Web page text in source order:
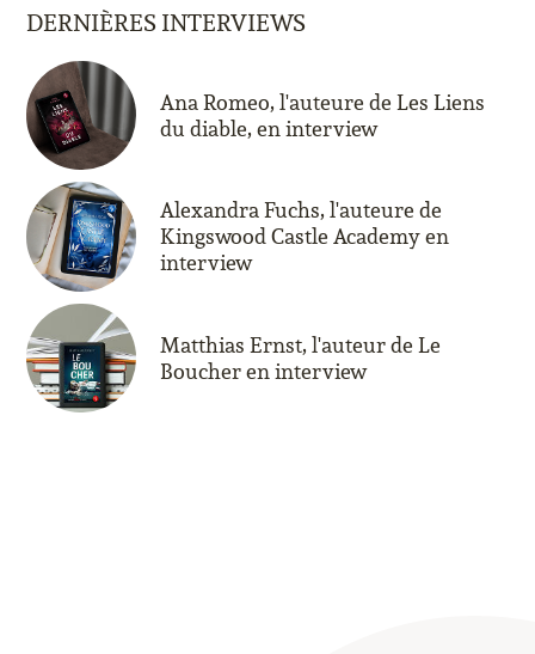
DERNIÈRES INTERVIEWS
Ana Romeo, l'auteure de Les Liens
du diable, en interview
Alexandra Fuchs, l'auteure de
Kingswood Castle Academy en
interview
Matthias Ernst, l'auteur de Le
Boucher en interview